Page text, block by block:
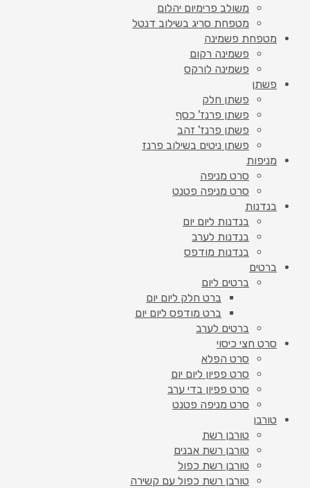
משולב פרימיום יהלום
מטפחת סריג בשילוב דנטל
מטפחת פשמינה
פשמינה רקום
פשמינה לורקס
פשתן
פשתן חלק
פשתן פרנז' כסף
פשתן פרנז' זהב
פשתן ניטים בשילוב פרנז
מניפות
סרט מניפה
סרט מניפה פטנט
בנדנות
בנדנות ליום יום
בנדנות לערב
בנדנות מודפס
ברטים
ברטים ליום
ברט חלק ליום יום
ברט מודפס ליום יום
ברטים לערב
סרט חצי כיסוי
סרט הפלא
סרט פפיון ליום יום
סרט פפיון בדי ערב
סרט מניפה פטנט
טורבן
טורבן רשת
טורבן רשת אבנים
טורבן רשת כפול
טורבן רשת כפול עם קשירה